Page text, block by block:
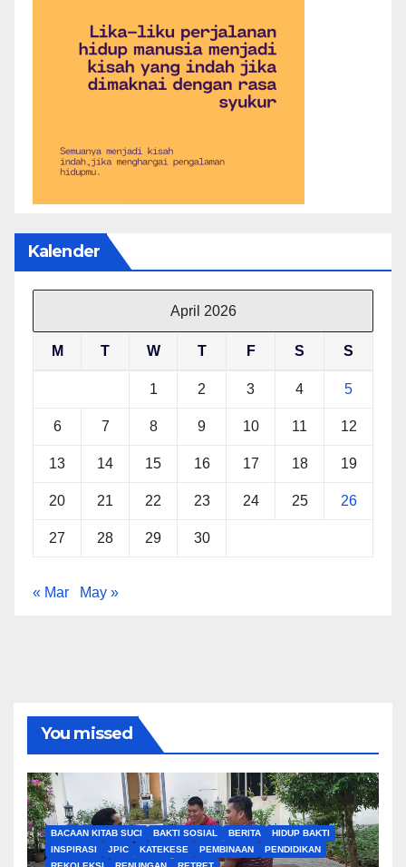
Kalender
April 2026
M T W T F S S
1 2 3 4 5
6 7 8 9 10 11 12
13 14 15 16 17 18 19
20 21 22 23 24 25 26
27 28 29 30
« Mar May »
You missed
BACAAN KITAB SUCI BAKTI SOSIAL BERITA
HIDUP BAKTI
INSPIRASI
JPIC KATEKESE PEMBINAAN
PENDIDIKAN